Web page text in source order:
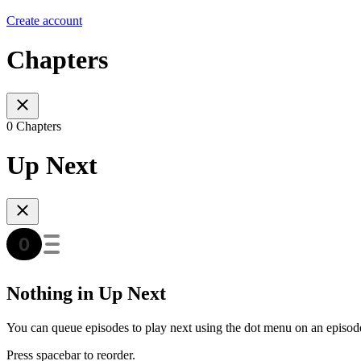
Create account
Chapters
0 Chapters
Up Next
Nothing in Up Next
You can queue episodes to play next using the dot menu on an
Press spacebar to reorder.